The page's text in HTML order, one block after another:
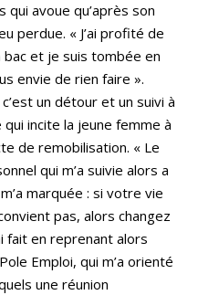
avoue qu’après son
perdue. « J’ai profité de
et je suis tombée en
envie de rien faire ».
un détour et un suivi à
incite la jeune femme à
de remobilisation. « Le
qui m’a suivie alors a
marquée : si votre vie
pas, alors changez
fait en reprenant alors
Emploi, qui m’a orienté
une réunion